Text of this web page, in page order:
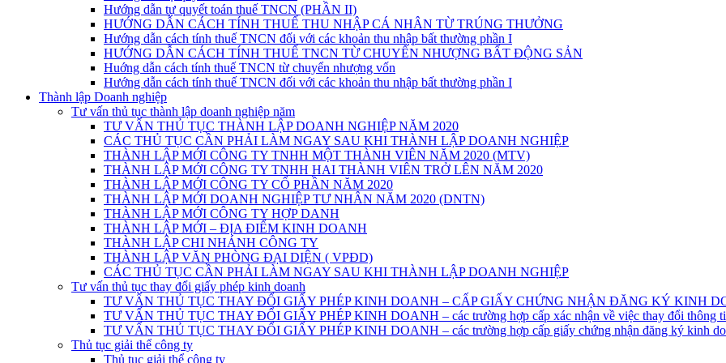
Hướng dẫn tự quyết toán thuế TNCN (PHẦN II)
HƯỚNG DẪN CÁCH TÍNH THUẾ THU NHẬP CÁ NHÂN TỪ TRÚNG THƯỞNG
Hướng dẫn cách tính thuế TNCN đối với các khoản thu nhập bất thường phần I
HƯỚNG DẪN CÁCH TÍNH THUẾ TNCN TỪ CHUYỂN NHƯỢNG BẤT ĐỘNG SẢN
Huớng dẫn cách tính thuế TNCN từ chuyển nhượng vốn
Hướng dẫn cách tính thuế TNCN đối với các khoản thu nhập bất thường phần I
Thành lập Doanh nghiệp
Tư vấn thủ tục thành lập doanh nghiệp năm
TƯ VẤN THỦ TỤC THÀNH LẬP DOANH NGHIỆP NĂM 2020
CÁC THỦ TỤC CẦN PHẢI LÀM NGAY SAU KHI THÀNH LẬP DOANH NGHIỆP
THÀNH LẬP MỚI CÔNG TY TNHH MỘT THÀNH VIÊN NĂM 2020 (MTV)
THÀNH LẬP MỚI CÔNG TY TNHH HAI THÀNH VIÊN TRỞ LÊN NĂM 2020
THÀNH LẬP MỚI CÔNG TY CỔ PHẦN NĂM 2020
THÀNH LẬP MỚI DOANH NGHIỆP TƯ NHÂN NĂM 2020 (DNTN)
THÀNH LẬP MỚI CÔNG TY HỢP DANH
THÀNH LẬP MỚI – ĐỊA ĐIỂM KINH DOANH
THÀNH LẬP CHI NHÁNH CÔNG TY
THÀNH LẬP VĂN PHÒNG ĐẠI DIỆN ( VPĐD)
CÁC THỦ TỤC CẦN PHẢI LÀM NGAY SAU KHI THÀNH LẬP DOANH NGHIỆP
Tư vấn thủ tục thay đổi giấy phép kinh doanh
TƯ VẤN THỦ TỤC THAY ĐỔI GIẤY PHÉP KINH DOANH – CẤP GIẤY CHỨNG NHẬN ĐĂNG KÝ KINH
TƯ VẤN THỦ TỤC THAY ĐỔI GIẤY PHÉP KINH DOANH – các trường hợp cấp xác nhận về việc thay đổi thông
TƯ VẤN THỦ TỤC THAY ĐỔI GIẤY PHÉP KINH DOANH – các trường hợp cấp giấy chứng nhận đăng ký kinh
Thủ tục giải thể công ty
Thủ tục giải thể công ty